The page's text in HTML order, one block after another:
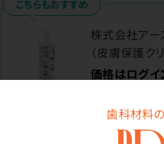
歯科材料
こちらもおすすめ
株式会社ア
（皮膚保護ク
価格はログイ